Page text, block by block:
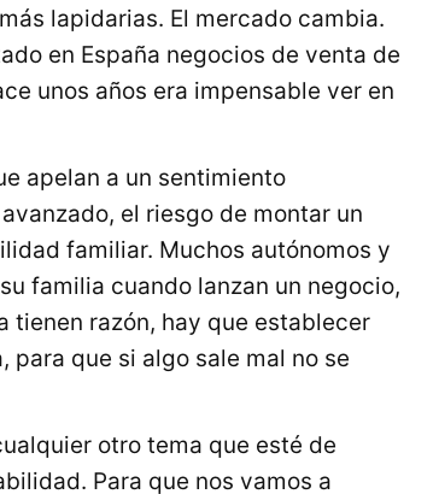
lapidarias. El mercado cambia.
en España negocios de venta de
unos años era impensable ver en
apelan a un sentimiento
el riesgo de montar un
familiar. Muchos autónomos y
familia cuando lanzan un negocio,
tienen razón, hay que establecer
que si algo sale mal no se
otro tema que esté de
Para que nos vamos a